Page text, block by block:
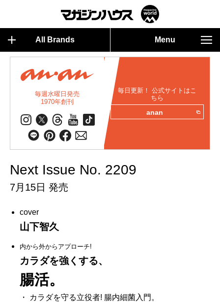
All Brands Menu
毎週水曜日発売
1970年創刊
毎日更新！ 公式サイトはこ
ちら
anan
Next Issue No. 2209
7月15日 発売
cover
山下智久
内から外からアプローチ!
カラダを強くする、
腸活。
・ カラダを守る立役者! 腸内細菌入門。